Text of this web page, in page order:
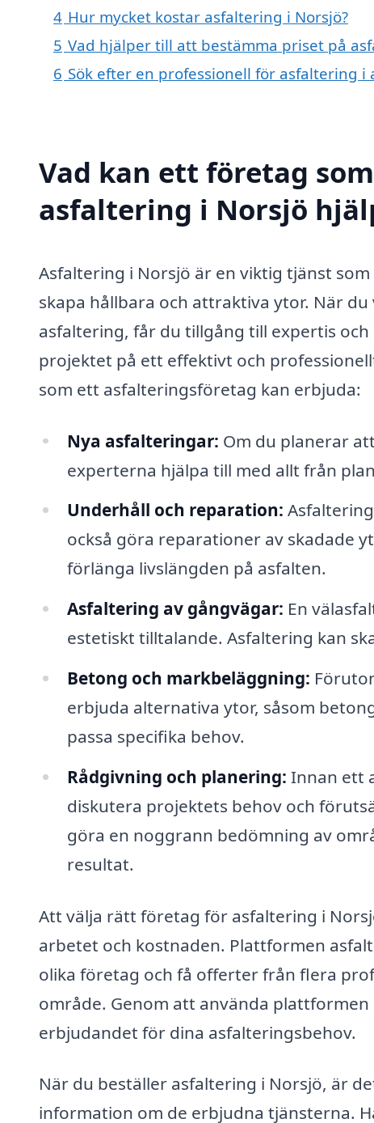
4 Hur mycket kostar asfaltering i Norsjö?
5 Vad hjälper till att bestämma priset på
6 Sök efter en professionell för asfaltering
Vad kan ett företag
asfaltering i Norsjö
Asfaltering i Norsjö är en viktig tjänst
skapa hållbara och attraktiva ytor. När
asfaltering, får du tillgång till expertis
projektet på ett effektivt och
som ett asfalteringsföretag kan erbjuda:
Nya asfalteringar: Om du planerar
experterna hjälpa till med allt från
Underhåll och reparation:
också göra reparationer av skadade
förlänga livslängden på asfalten.
Asfaltering av gångvägar: En
estetiskt tilltalande. Asfaltering kan
Betong och markbeläggning:
erbjuda alternativa ytor, såsom
passa specifika behov.
Rådgivning och planering: Innan ett
diskutera projektets behov och
göra en noggrann bedömning av
resultat.
Att välja rätt företag för asfaltering i
arbetet och kostnaden. Plattformen
olika företag och få offerter från flera
område. Genom att använda
erbjudandet för dina asfalteringsbehov.
När du beställer asfaltering i Norsjö, är
information om de erbjudna tjänsterna.